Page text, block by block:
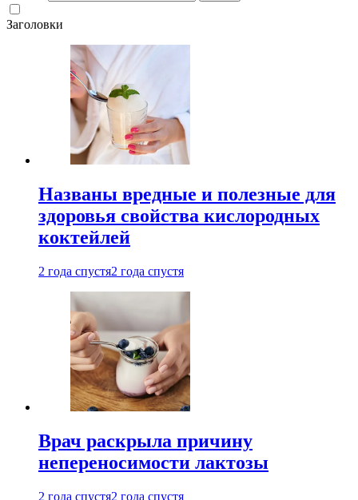
Заголовки
Названы вредные и полезные для
здоровья свойства кислородных
коктейлей
2 года спустя2 года спустя
Врач раскрыла причину
непереносимости лактозы
2 года спустя2 года спустя